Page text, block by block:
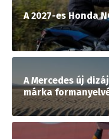
A 2027-es Honda
A Mercedes új
márka